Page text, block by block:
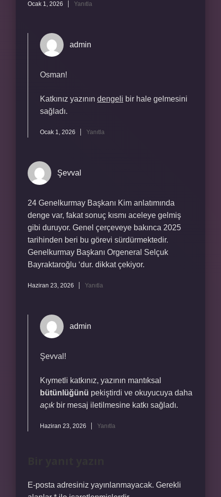
Ocak 1, 2026 Yanıtla
admin
Osman!
Katkınız yazının dengeli bir hale gelmesini
sağladı.
Ocak 1, 2026 Yanıtla
Şevval
24 Genelkurmay Başkanı Kim anlatımında
denge var, fakat sonuç kısmı aceleye gelmiş
gibi duruyor. Genel çerçeveye bakınca 2025
tarihinden beri bu görevi sürdürmektedir.
Genelkurmay Başkanı Orgeneral Selçuk
Bayraktaroğlu ‘dur. dikkat çekiyor.
Haziran 23, 2026 Yanıtla
admin
Şevval!
Kıymetli katkınız, yazının mantıksal
bütünlüğünü pekiştirdi ve okuyucuya daha
açıkbir mesaj iletilmesine katkı sağladı.
Haziran 23, 2026 Yanıtla
E-posta adresiniz yayınlanmayacak. Gerekli